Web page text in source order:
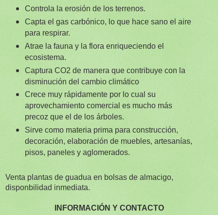
Controla la erosión de los terrenos.
Capta el gas carbónico, lo que hace sano el aire
para respirar.
Atrae la fauna y la flora enriqueciendo el
ecosistema.
Captura CO2 de manera que contribuye con la
disminución del cambio climático
Crece muy rápidamente por lo cual su
aprovechamiento comercial es mucho más
precoz que el de los árboles.
Sirve como materia prima para construcción,
decoración, elaboración de muebles, artesanías,
pisos, paneles y aglomerados.
Venta plantas de guadua en bolsas de almacigo,
disponbilidad inmediata.
INFORMACIÓN Y CONTACTO